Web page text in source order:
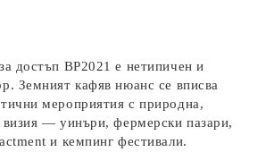
достъп BP2021 е нетипичен и
Земният кафяв нюанс се вписва
мероприятия с природна,
визия — уинъри, фермерски пазари,
и кемпинг фестивали.